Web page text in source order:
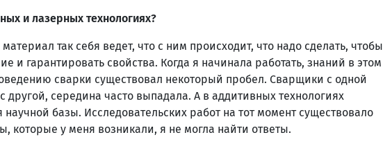
и лазерных технологиях?
так себя ведет, что с ним происходит, что надо сделать, чтобы
и гарантировать свойства. Когда я начинала работать, знаний в этом
сварки существовал некоторый пробел. Сварщики с одной
другой, середина часто выпадала. А в аддитивных технологиях
базы. Исследовательских работ на тот момент существовало
которые у меня возникали, я не могла найти ответы.